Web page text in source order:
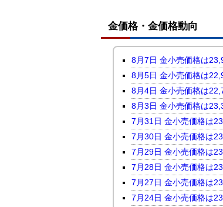
金価格・金価格動向
8月7日 金小売価格は
8月5日 金小売価格は
8月4日 金小売価格は
8月3日 金小売価格は
7月31日 金小売価格は
7月30日 金小売価格は
7月29日 金小売価格は
7月28日 金小売価格は
7月27日 金小売価格は
7月24日 金小売価格は